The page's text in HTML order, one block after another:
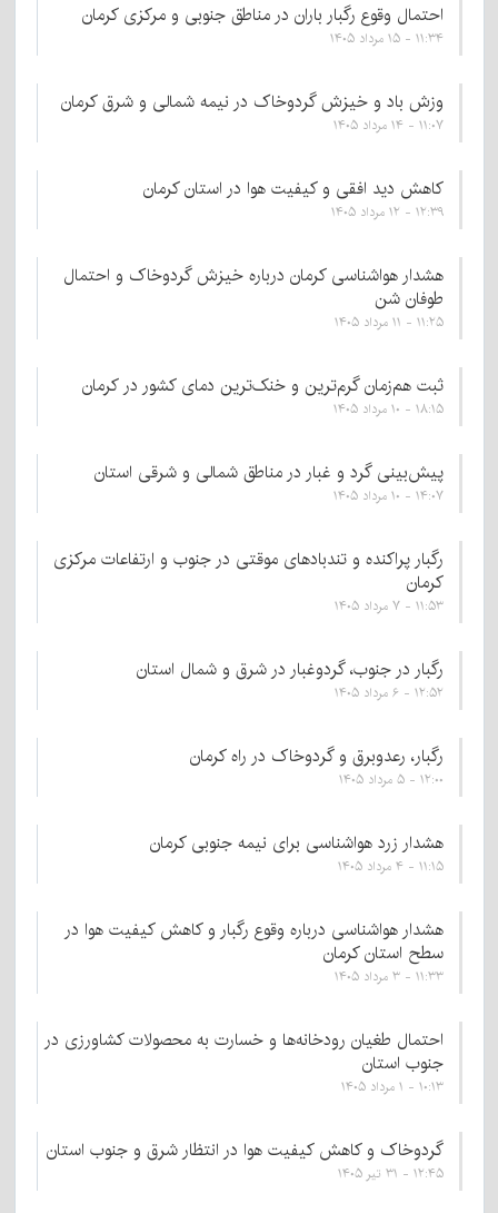
احتمال وقوع رگبار باران در مناطق جنوبی و مرکزی کرمان
۱۱:۳۴ - ۱۵ مرداد ۱۴۰۵
وزش باد و خیزش گردوخاک در نیمه شمالی و شرق کرمان
۱۱:۰۷ - ۱۴ مرداد ۱۴۰۵
کاهش دید افقی و کیفیت هوا در استان کرمان
۱۲:۳۹ - ۱۲ مرداد ۱۴۰۵
هشدار هواشناسی کرمان درباره خیزش گردوخاک و احتمال
طوفان شن
۱۱:۲۵ - ۱۱ مرداد ۱۴۰۵
ثبت هم‌زمان گرم‌ترین و خنک‌ترین دمای کشور در کرمان
۱۸:۱۵ - ۱۰ مرداد ۱۴۰۵
پیش‌بینی گرد و غبار در مناطق شمالی و شرقی استان
۱۴:۰۷ - ۱۰ مرداد ۱۴۰۵
رگبار پراکنده و تندبادهای موقتی در جنوب و ارتفاعات مرکزی
کرمان
۱۱:۵۳ - ۷ مرداد ۱۴۰۵
رگبار در جنوب، گردوغبار در شرق و شمال استان
۱۲:۵۲ - ۶ مرداد ۱۴۰۵
رگبار، رعدوبرق و گردوخاک در راه کرمان
۱۲:۰۰ - ۵ مرداد ۱۴۰۵
هشدار زرد هواشناسی برای نیمه جنوبی کرمان
۱۱:۱۵ - ۴ مرداد ۱۴۰۵
هشدار هواشناسی درباره وقوع رگبار و کاهش کیفیت هوا در
سطح استان کرمان
۱۱:۳۳ - ۳ مرداد ۱۴۰۵
احتمال طغیان رودخانه‌ها و خسارت به محصولات کشاورزی در
جنوب استان
۱۰:۱۳ - ۱ مرداد ۱۴۰۵
گردوخاک و کاهش کیفیت هوا در انتظار شرق و جنوب استان
۱۲:۴۵ - ۳۱ تیر ۱۴۰۵
شوخی